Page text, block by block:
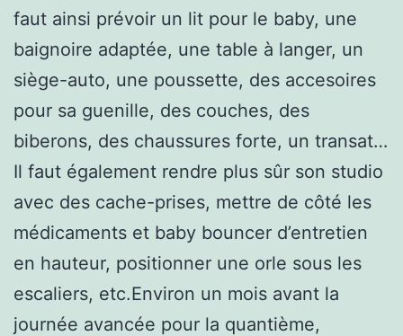
faut ainsi prévoir un lit pour le baby, une
baignoire adaptée, une table à langer, un
siège-auto, une poussette, des accesoires
pour sa guenille, des couches, des
biberons, des chaussures forte, un transat…
Il faut également rendre plus sûr son studio
avec des cache-prises, mettre de côté les
médicaments et baby bouncer d’entretien
en hauteur, positionner une orle sous les
escaliers, etc.Environ un mois avant la
journée avancée pour la quantième,